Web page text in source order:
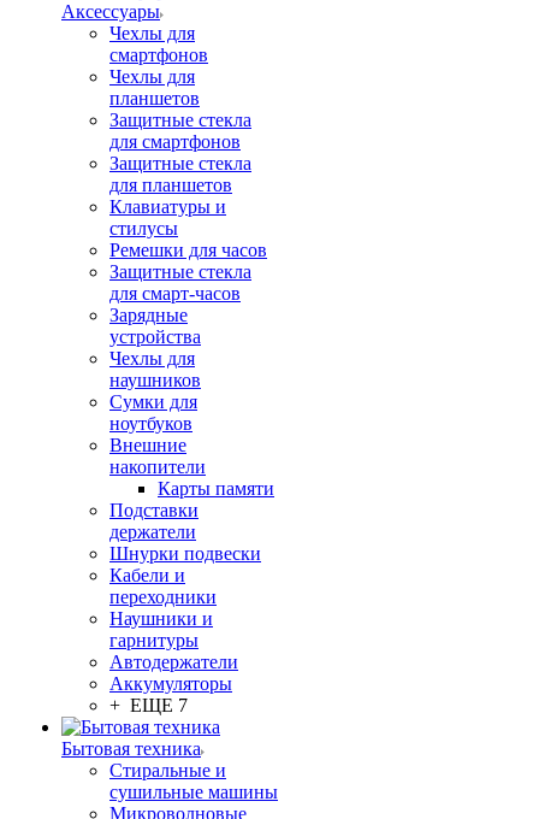
Аксессуары
Чехлы для
смартфонов
Чехлы для
планшетов
Защитные стекла
для смартфонов
Защитные стекла
для планшетов
Клавиатуры и
стилусы
Ремешки для часов
Защитные стекла
для смарт-часов
Зарядные
устройства
Чехлы для
наушников
Сумки для
ноутбуков
Внешние
накопители
Карты памяти
Подставки
держатели
Шнурки подвески
Кабели и
переходники
Наушники и
гарнитуры
Автодержатели
Аккумуляторы
+ ЕЩЕ 7
Бытовая техника
Стиральные и
сушильные машины
Микроволновые